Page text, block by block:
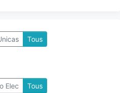
Tous
Elec Tous